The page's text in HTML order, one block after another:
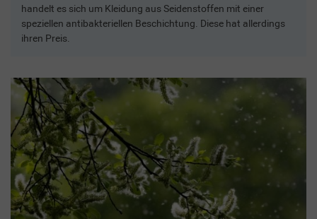
handelt es sich um Kleidung aus Seidenstoffen mit einer
speziellen antibakteriellen Beschichtung. Diese hat allerdings
ihren Preis.